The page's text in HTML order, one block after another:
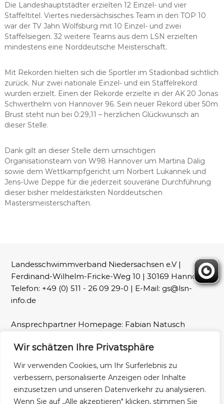
Wir schätzen Ihre Privatsphäre
Wir verwenden Cookies, um Ihr Surferlebnis zu
verbessern, personalisierte Anzeigen oder Inhalte
einzusetzen und unseren Datenverkehr zu analysieren.
Wenn Sie auf „Alle akzeptieren" klicken, stimmen Sie
Die Landeshauptstädter erzielten 12 Einzel- und vier
Staffeltitel. Viertes niedersächsisches Team in den TOP 10
war der TV Jahn Wolfsburg mit 10 Einzel- und zwei
Staffelsiegen. 32 weitere Teams aus dem LSN erzielten
mindestens eine Norddeutsche Meisterschaft.
Mit Rekorden hielten sich die Sportler im Stadionbad sichtlich
zurück. Nur zwei nationale Einzel- und ein Staffelrekord
wurden erzielt. Einen der Rekorde erzielte in der AK 20 Jonas
Schwerthelm von Hannover 96. Sein neuer Rekord über 50m
Brust steht nun bei 0:29,11 – herzlichen Glückwunsch an
dieser Stelle.
Dank gilt an dieser Stelle dem umsichtigen
Organisationsteam von W98 Hannover um Martina Dalig
sowie dem Wettkampfgericht um Norbert Lukannek und
Jens-Uwe Deppe für die jederzeit souveräne Durchführung
dieser bisher meldestärksten Norddeutschen
Mastersmeisterschaften.
Landesschwimmverband Niedersachsen e.V |
Ferdinand-Wilhelm-Fricke-Weg 10 | 30169 Hannover |
Telefon: +49 (0) 511 - 26 09 29-0 | E-Mail: gs@lsn-
info.de
Ansprechpartner Homepage: Fabian Natusch
Fotos: LSN und Patrick Wallbaum
Impressum Datenschutz